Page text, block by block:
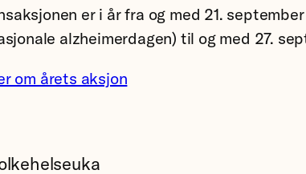
er i år fra og med 21.
alzheimerdagen) til og med 27.
om årets aksjon